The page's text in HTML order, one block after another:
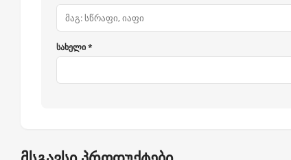
სახელი *